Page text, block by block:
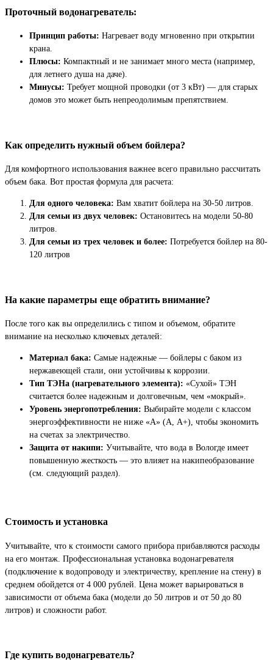
Проточный водонагреватель:
Принцип работы: Нагревает воду мгновенно при открытии
крана.
Плюсы: Компактный и не занимает много места (например,
для летнего душа на даче).
Минусы: Требует мощной проводки (от 3 кВт) — для старых
домов это может быть непреодолимым препятствием.
Как определить нужный объем бойлера?
Для комфортного использования важнее всего правильно рассчитать
объем бака. Вот простая формула для расчета:
Для одного человека: Вам хватит бойлера на 30-50 литров.
Для семьи из двух человек: Остановитесь на модели 50-80
литров.
Для семьи из трех человек и более: Потребуется бойлер на 80-
120 литров
На какие параметры еще обратить внимание?
После того как вы определились с типом и объемом, обратите
внимание на несколько ключевых деталей:
Материал бака: Самые надежные — бойлеры с баком из
нержавеющей стали, они устойчивы к коррозии.
Тип ТЭНа (нагревательного элемента): «Сухой» ТЭН
считается более надежным и долговечным, чем «мокрый».
Уровень энергопотребления: Выбирайте модели с классом
энергоэффективности не ниже «А» (А, А+), чтобы экономить
на счетах за электричество.
Защита от накипи: Учитывайте, что вода в Вологде имеет
повышенную жесткость — это влияет на накипеобразование
(см. следующий раздел).
Стоимость и установка
Учитывайте, что к стоимости самого прибора прибавляются расходы
на его монтаж. Профессиональная установка водонагревателя
(подключение к водопроводу и электричеству, крепление на стену) в
среднем обойдется от 4 000 рублей. Цена может варьироваться в
зависимости от объема бака (модели до 50 литров и от 50 до 80
литров) и сложности работ.
Где купить водонагреватель?